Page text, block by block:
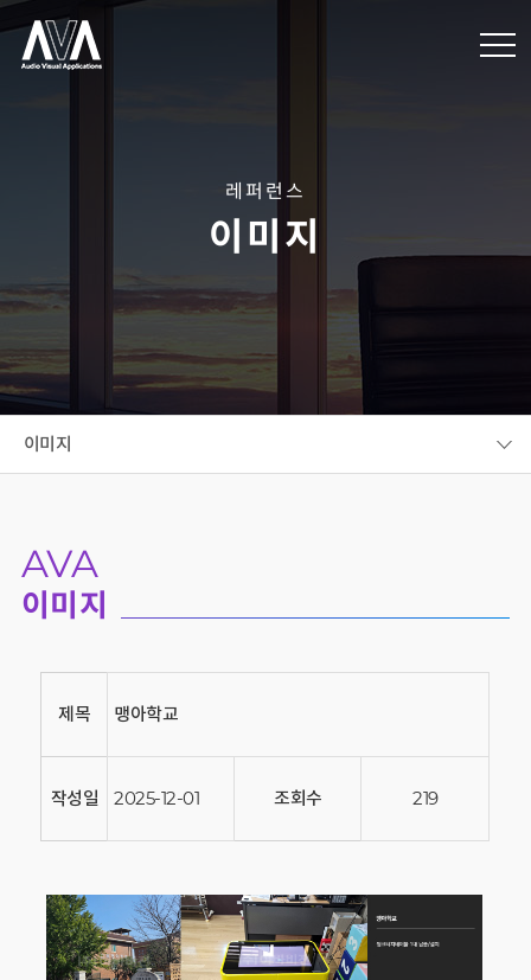
레퍼런스
이미지
이미지
AVA
이미지
제목 맹아학교
작성일 2025-12-01 조회수 219